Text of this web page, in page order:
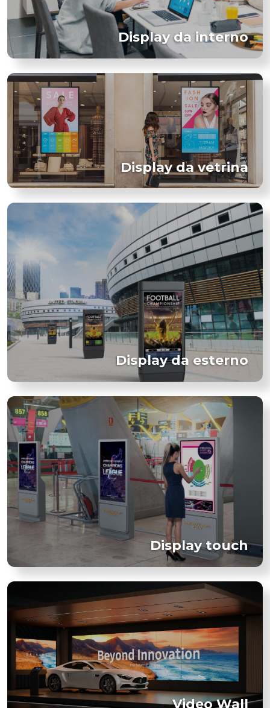
Display da interno
Display da vetrina
Display da esterno
Display touch
Video Wall